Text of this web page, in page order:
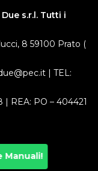
Manuali!
s.r.l. Tutti i
8 59100 Prato (
| TEL:
| REA: PO – 404421